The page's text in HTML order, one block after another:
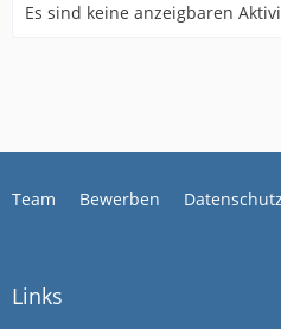
Es sind keine anzeigbaren
Team Bewerben
Links